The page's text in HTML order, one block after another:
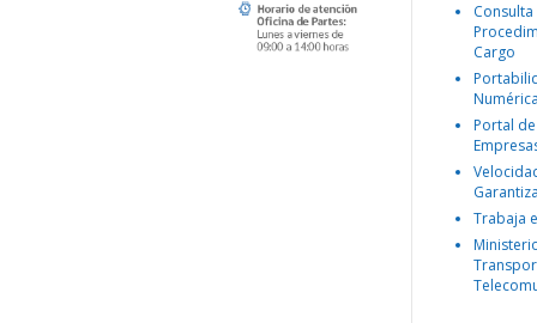
Consulta
Cargo
Portal
Trabaja